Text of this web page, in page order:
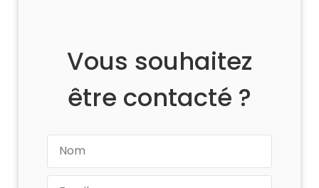
Vous souhaitez
être contacté ?